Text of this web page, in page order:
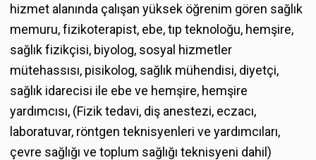
hizmet alanında çalışan yüksek öğrenim gören sağlık
memuru, fizikoterapist, ebe, tıp teknoloğu, hemşire,
sağlık fizikçisi, biyolog, sosyal hizmetler
mütehassısı, pisikolog, sağlık mühendisi, diyetçi,
sağlık idarecisi ile ebe ve hemşire, hemşire
yardımcısı, (Fizik tedavi, diş anestezi, eczacı,
laboratuvar, röntgen teknisyenleri ve yardımcıları,
çevre sağlığı ve toplum sağlığı teknisyeni dahil)